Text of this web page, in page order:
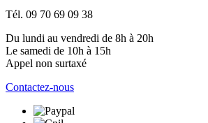
Tél. 09 70 69 09 38
Du lundi au vendredi de 8h à 20h
Le samedi de 10h à 15h
Appel non surtaxé
Contactez-nous